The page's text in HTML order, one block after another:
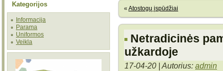
Kategorijos
Informacija
Parama
Uniformos
Veikla
« Atostogų įspūdžiai
Netradicinės
užkardoje
17-04-20 | Autorius: admin